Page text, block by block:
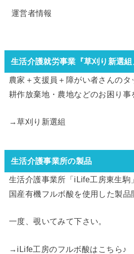
運営者情報
生活介護就労事業『草刈り新選組
農家＋支援員＋障がい者さんのタ
耕作放棄地・農地などのお困り事
→草刈り新選組
生活介護事業所の製品
生活介護事業所「iLife工房東生駒
国産有機フルボ酸を使用した製品
一度、覗いてみて下さい。
→ iLife工房のフルボ酸はこちら♪